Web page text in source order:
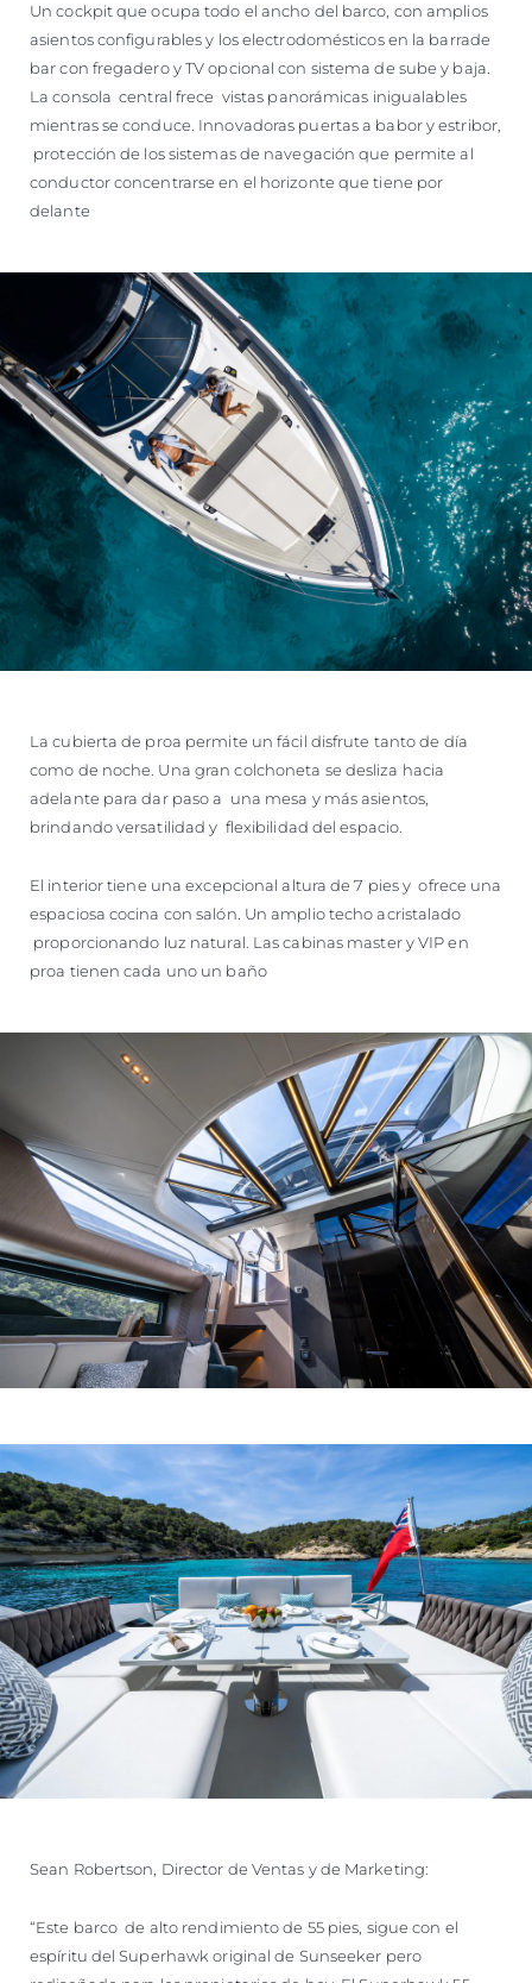
Un cockpit que ocupa todo el ancho del barco, con amplios
asientos configurables y los electrodomésticos en la barrade
bar con fregadero y TV opcional con sistema de sube y baja.
La consola central frece vistas panorámicas inigualables
mientras se conduce. Innovadoras puertas a babor y estribor,
protección de los sistemas de navegación que permite al
conductor concentrarse en el horizonte que tiene por
delante
La cubierta de proa permite un fácil disfrute tanto de día
como de noche. Una gran colchoneta se desliza hacia
adelante para dar paso a una mesa y más asientos,
brindando versatilidad y flexibilidad del espacio.
El interior tiene una excepcional altura de 7 pies y ofrece una
espaciosa cocina con salón. Un amplio techo acristalado
proporcionando luz natural. Las cabinas master y VIP en
proa tienen cada uno un baño
Sean Robertson, Director de Ventas y de Marketing:
“Este barco de alto rendimiento de 55 pies, sigue con el
espíritu del Superhawk original de Sunseeker pero